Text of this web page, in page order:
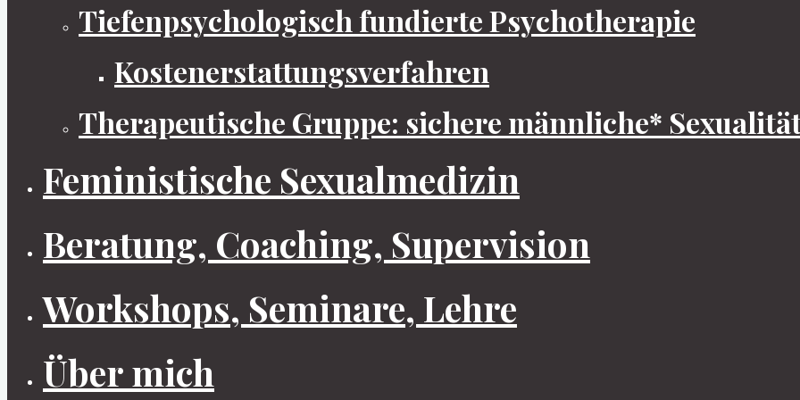
Tiefenpsychologisch fundierte Psychotherapie
Kostenerstattungsverfahren
Therapeutische Gruppe: sichere männliche*
Feministische Sexualmedizin
Beratung, Coaching, Supervision
Workshops, Seminare, Lehre
Über mich